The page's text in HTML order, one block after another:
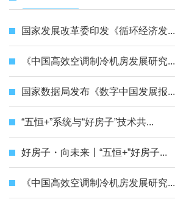
国家发展改革委印发《循环经济发...
《中国高效空调制冷机房发展研究...
国家数据局发布《数字中国发展报...
“五恒+”系统与“好房子”技术共...
好房子・向未来丨“五恒+”好房子...
《中国高效空调制冷机房发展研究...